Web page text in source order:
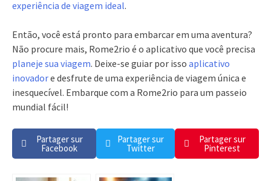
experiência de viagem ideal.
Então, você está pronto para embarcar em uma aventura?
Não procure mais, Rome2rio é o aplicativo que você precisa
planeje sua viagem. Deixe-se guiar por isso aplicativo
inovadore desfrute de uma experiência de viagem única e
inesquecível. Embarque com a Rome2rio para um passeio
mundial fácil!
Partager sur
Facebook
Partager sur
Twitter
Partager sur
Pinterest